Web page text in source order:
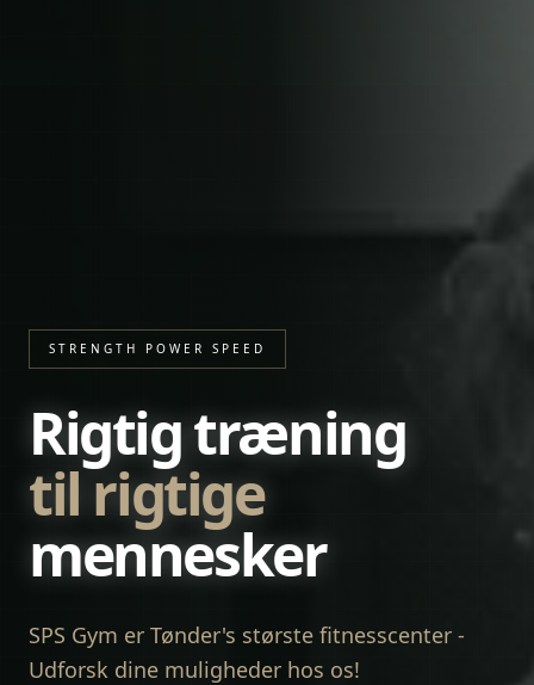
STRENGTH POWER SPEED
Rigtig træning
til rigtige
mennesker
SPS Gym er Tønder's største fitnesscenter -
Udforsk dine muligheder hos os!